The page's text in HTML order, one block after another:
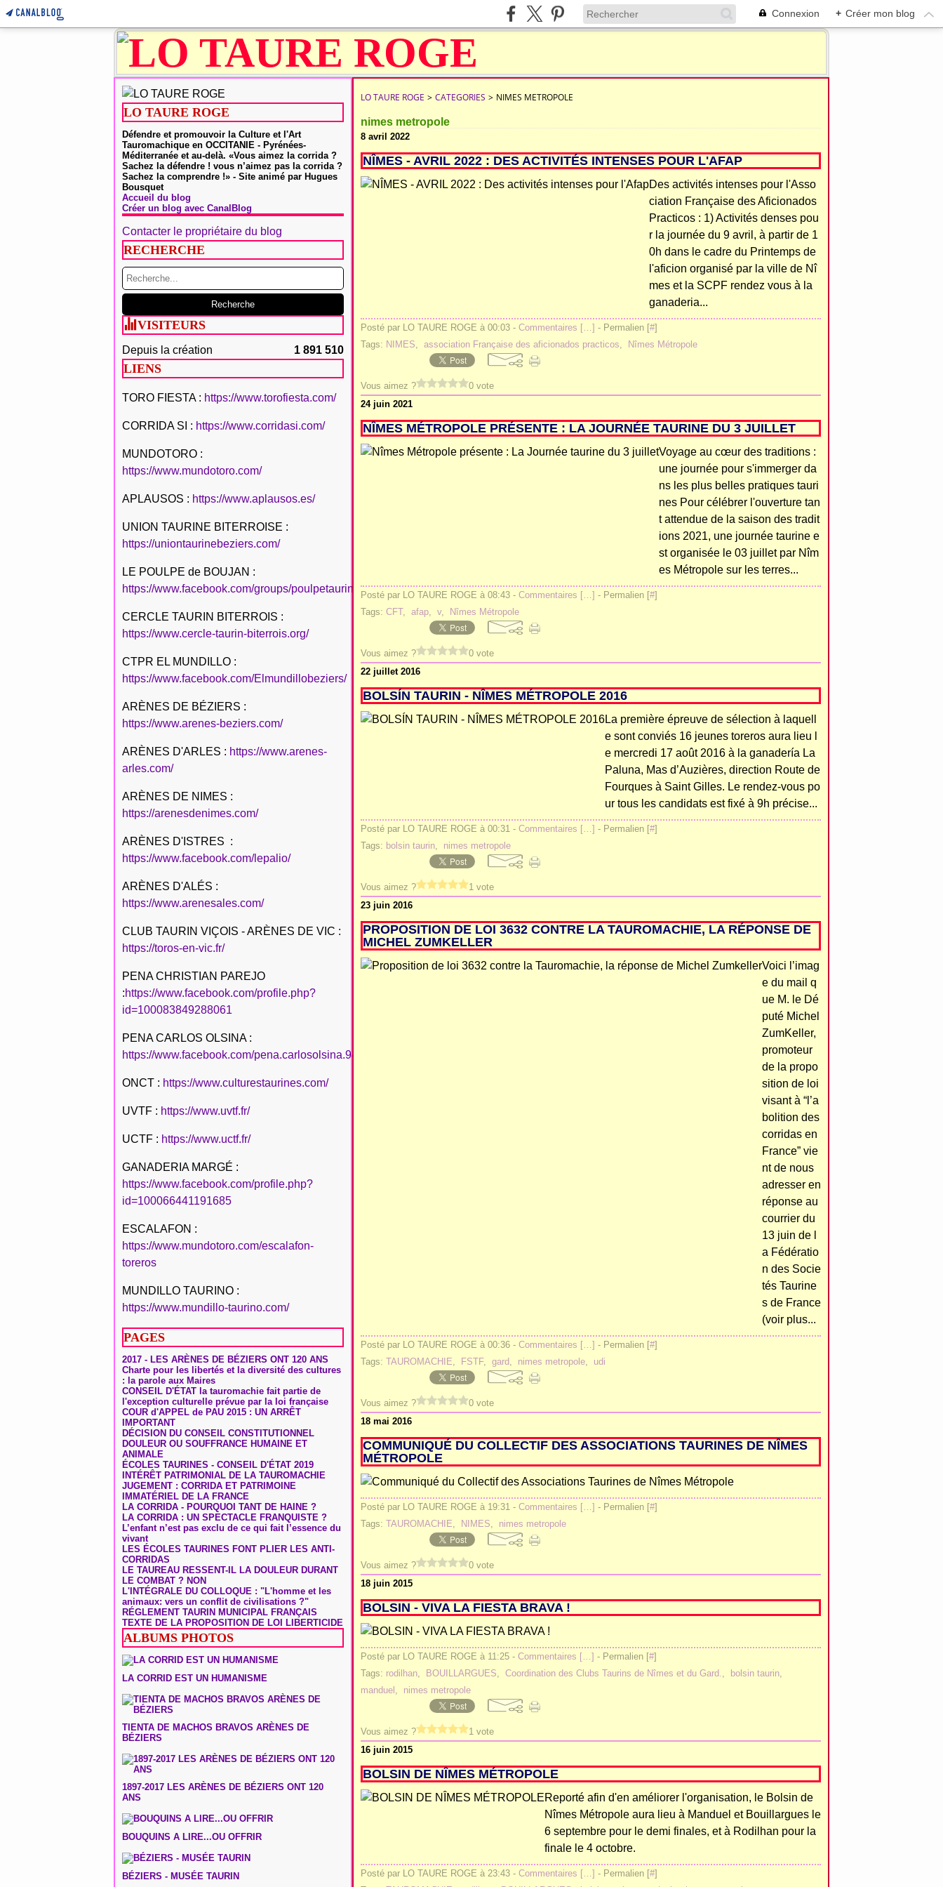
Connexion + Créer mon blog
LO TAURE ROGE
Défendre et promouvoir la Culture et l'Art
Tauromachique en OCCITANIE - Pyrénées-
Méditerranée et au-delà. «Vous aimez la corrida ?
Sachez la défendre ! vous n’aimez pas la corrida ?
Sachez la comprendre !» - Site animé par Hugues
Bousquet
Accueil du blog
Créer un blog avec CanalBlog
Contacter le propriétaire du blog
RECHERCHE
VISITEURS
Depuis la création 1 891 510
LIENS
TORO FIESTA : https://www.torofiesta.com/
CORRIDA SI : https://www.corridasi.com/
MUNDOTORO :
https://www.mundotoro.com/
APLAUSOS : https://www.aplausos.es/
UNION TAURINE BITERROISE :
https://uniontaurinebeziers.com/
LE POULPE de BOUJAN :
https://www.facebook.com/groups/poulpetaurinboujan/
CERCLE TAURIN BITERROIS :
https://www.cercle-taurin-biterrois.org/
CTPR EL MUNDILLO :
https://www.facebook.com/Elmundillobeziers/
ARÈNES DE BÉZIERS :
https://www.arenes-beziers.com/
ARÈNES D'ARLES : https://www.arenes-
arles.com/
ARÈNES DE NIMES :
https://arenesdenimes.com/
ARÈNES D'ISTRES :
https://www.facebook.com/lepalio/
ARÈNES D'ALÉS :
https://www.arenesales.com/
CLUB TAURIN VIÇOIS - ARÈNES DE VIC :
https://toros-en-vic.fr/
PENA CHRISTIAN PAREJO
:https://www.facebook.com/profile.php?
id=100083849288061
PENA CARLOS OLSINA :
https://www.facebook.com/pena.carlosolsina.94
ONCT : https://www.culturestaurines.com/
UVTF : https://www.uvtf.fr/
UCTF : https://www.uctf.fr/
GANADERIA MARGÉ :
https://www.facebook.com/profile.php?
id=100066441191685
ESCALAFON :
https://www.mundotoro.com/escalafon-
toreros
MUNDILLO TAURINO :
https://www.mundillo-taurino.com/
PAGES
2017 - LES ARÈNES DE BÉZIERS ONT 120 ANS
Charte pour les libertés et la diversité des cultures
: la parole aux Maires
CONSEIL D'ÉTAT la tauromachie fait partie de
l'exception culturelle prévue par la loi française
COUR d'APPEL de PAU 2015 : UN ARRÊT
IMPORTANT
DÉCISION DU CONSEIL CONSTITUTIONNEL
DOULEUR OU SOUFFRANCE HUMAINE ET
ANIMALE
ÉCOLES TAURINES - CONSEIL D'ÉTAT 2019
INTÉRÊT PATRIMONIAL DE LA TAUROMACHIE
JUGEMENT : CORRIDA ET PATRIMOINE
IMMATÉRIEL DE LA FRANCE
LA CORRIDA - POURQUOI TANT DE HAINE ?
LA CORRIDA : UN SPECTACLE FRANQUISTE ?
L’enfant n’est pas exclu de ce qui fait l’essence du
vivant
LES ÉCOLES TAURINES FONT PLIER LES ANTI-
CORRIDAS
LE TAUREAU RESSENT-IL LA DOULEUR DURANT
LE COMBAT ? NON
L'INTÉGRALE DU COLLOQUE : "L'homme et les
animaux: vers un conflit de civilisations ?"
RÉGLEMENT TAURIN MUNICIPAL FRANÇAIS
TEXTE DE LA PROPOSITION DE LOI LIBERTICIDE
ALBUMS PHOTOS
LA CORRID EST UN HUMANISME
TIENTA DE MACHOS BRAVOS ARÈNES DE
BÉZIERS
1897-2017 LES ARÈNES DE BÉZIERS ONT 120
ANS
BOUQUINS A LIRE...OU OFFRIR
BÉZIERS - MUSÉE TAURIN
LO TAURE ROGE > CATEGORIES > NIMES METROPOLE
nimes metropole
8 avril 2022
NÎMES - AVRIL 2022 : DES ACTIVITÉS INTENSES POUR L'AFAP
Des activités intenses pour l'Asso
ciation Française des Aficionados
Practicos : 1) Activités denses pou
r la journée du 9 avril, à partir de 1
0h dans le cadre du Printemps de
l'aficion organisé par la ville de Nî
mes et la SCPF rendez vous à la
ganaderia...
Posté par LO TAURE ROGE à 00:03 - Commentaires […] - Permalien [#]
Tags: NIMES, association Française des aficionados practicos, Nîmes Métropole
Vous aimez ?
0 vote
24 juin 2021
NÎMES MÉTROPOLE PRÉSENTE : LA JOURNÉE TAURINE DU 3 JUILLET
Voyage au cœur des traditions :
une journée pour s'immerger da
ns les plus belles pratiques tauri
nes Pour célébrer l'ouverture tan
t attendue de la saison des tradit
ions 2021, une journée taurine e
st organisée le 03 juillet par Nîm
es Métropole sur les terres...
Posté par LO TAURE ROGE à 08:43 - Commentaires […] - Permalien [#]
Tags: CFT, afap, v, Nîmes Métropole
Vous aimez ?
0 vote
22 juillet 2016
BOLSÍN TAURIN - NÎMES MÉTROPOLE 2016
La première épreuve de sélection à laquell
e sont conviés 16 jeunes toreros aura lieu l
e mercredi 17 août 2016 à la ganadería La
Paluna, Mas d’Auzières, direction Route de
Fourques à Saint Gilles. Le rendez-vous po
ur tous les candidats est fixé à 9h précise...
Posté par LO TAURE ROGE à 00:31 - Commentaires […] - Permalien [#]
Tags: bolsin taurin, nimes metropole
Vous aimez ?
1 vote
23 juin 2016
PROPOSITION DE LOI 3632 CONTRE LA TAUROMACHIE, LA RÉPONSE DE
MICHEL ZUMKELLER
Voici l’imag
e du mail q
ue M. le Dé
puté Michel
ZumKeller,
promoteur
de la propo
sition de loi
visant à “l’a
bolition des
corridas en
France” vie
nt de nous
adresser en
réponse au
courrier du
13 juin de l
a Fédératio
n des Socie
tés Taurine
s de France
(voir plus...
Posté par LO TAURE ROGE à 00:36 - Commentaires […] - Permalien [#]
Tags: TAUROMACHIE, FSTF, gard, nimes metropole, udi
Vous aimez ?
0 vote
18 mai 2016
COMMUNIQUÉ DU COLLECTIF DES ASSOCIATIONS TAURINES DE NÎMES
MÉTROPOLE
Posté par LO TAURE ROGE à 19:31 - Commentaires […] - Permalien [#]
Tags: TAUROMACHIE, NIMES, nimes metropole
Vous aimez ?
0 vote
18 juin 2015
BOLSIN - VIVA LA FIESTA BRAVA !
Posté par LO TAURE ROGE à 11:25 - Commentaires […] - Permalien [#]
Tags: rodilhan, BOUILLARGUES, Coordination des Clubs Taurins de Nîmes et du Gard., bolsin taurin,
manduel , nimes metropole
Vous aimez ?
1 vote
16 juin 2015
BOLSIN DE NÎMES MÉTROPOLE
Reporté afin d'en améliorer l'organisation, le Bolsin de
Nîmes Métropole aura lieu à Manduel et Bouillargues le
6 septembre pour le demi finales, et à Rodilhan pour la
finale le 4 octobre.
Posté par LO TAURE ROGE à 23:43 - Commentaires […] - Permalien [#]